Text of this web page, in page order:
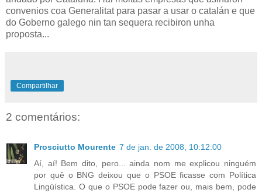
convenios coa Generalitat para pasar a usar o catalán e que
do Goberno galego nin tan sequera recibiron unha
proposta...
Compartilhar
2 comentários:
Prosciutto Mourente 7 de jan. de 2008, 10:12:00
Aí, aí! Bem dito, pero... ainda nom me explicou ninguém
por quê o BNG deixou que o PSOE ficasse com Política
Lingüística. O que o PSOE pode fazer ou, mais bem, pode